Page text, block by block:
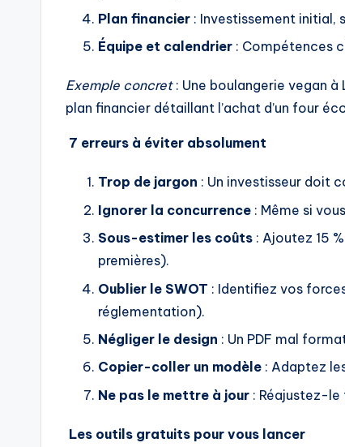
Plan financier : Investissement initial,
Équipe et calendrier : Compétences
Exemple concret: Une boulangerie vegan
plan financier détaillant l’achat d’un four
7 erreurs à éviter absolument
Trop de jargon : Un investisseur doit
Ignorer la concurrence : Même si
Sous-estimer les coûts : Ajoutez 15
premières).
Oublier le SWOT : Identifiez vos
réglementation).
Négliger le design : Un PDF mal
Copier-coller un modèle : Adaptez
Ne pas le mettre à jour : Réajustez-
Les outils gratuits pour vous lancer